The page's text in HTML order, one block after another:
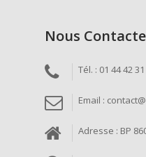
Nous
Tél. : 01 44 42
Email :
Adresse : BP